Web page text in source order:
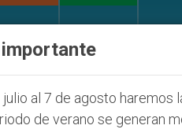
se pronuncia ante caso
al 7 de agosto haremos
de verano se generan